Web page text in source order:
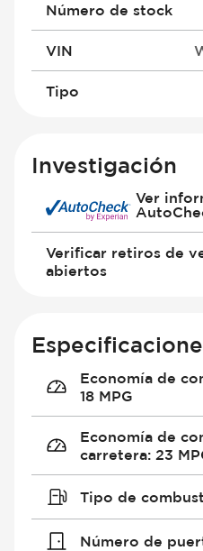
Número de stock
VIN
Tipo
Investigación
Ver
Verificar retiros de
abiertos
Economía de
18 MPG
Economía de
carretera: 23
Tipo de
Número de